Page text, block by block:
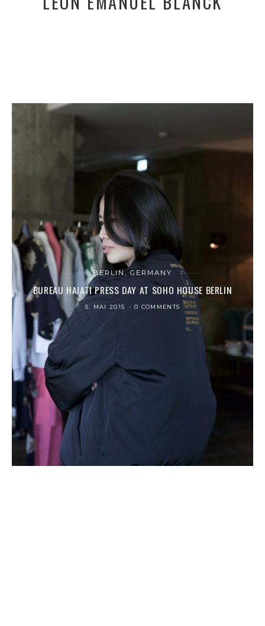
BERLIN, GERMANY
BUREAU HAIATI PRESS DAY AT SOHO HOUSE BERLIN
5. MAI 2015 0 COMMENTS